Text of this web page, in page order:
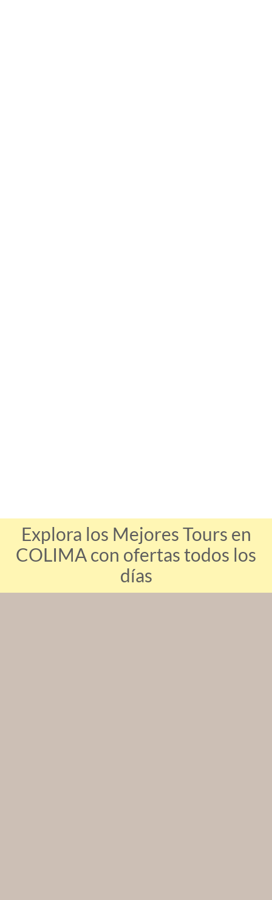
Explora los Mejores Tours en
COLIMA con ofertas todos los
días